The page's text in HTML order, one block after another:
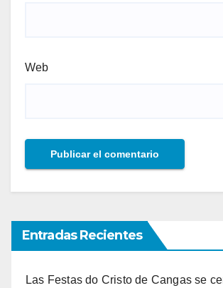
Web
Entradas Recientes
Las Festas do Cristo de Cangas se